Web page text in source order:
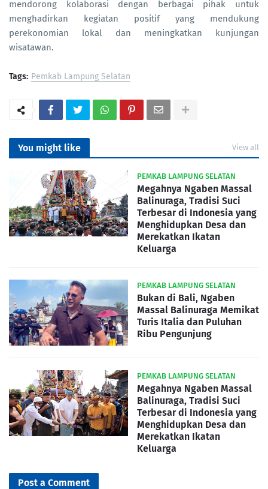
mendorong kolaborasi dengan berbagai pihak untuk
menghadirkan kegiatan positif yang mendukung
perekonomian lokal dan meningkatkan kunjungan
wisatawan.
Tags: Pemkab Lampung Selatan
You might like View all
PEMKAB LAMPUNG SELATAN
Megahnya Ngaben Massal
Balinuraga, Tradisi Suci
Terbesar di Indonesia yang
Menghidupkan Desa dan
Merekatkan Ikatan
Keluarga
PEMKAB LAMPUNG SELATAN
Bukan di Bali, Ngaben
Massal Balinuraga Memikat
Turis Italia dan Puluhan
Ribu Pengunjung
PEMKAB LAMPUNG SELATAN
Megahnya Ngaben Massal
Balinuraga, Tradisi Suci
Terbesar di Indonesia yang
Menghidupkan Desa dan
Merekatkan Ikatan
Keluarga
Post a Comment